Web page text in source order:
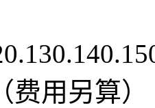
用另算）